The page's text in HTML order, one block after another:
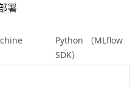
署
Python （MLflow
SDK）